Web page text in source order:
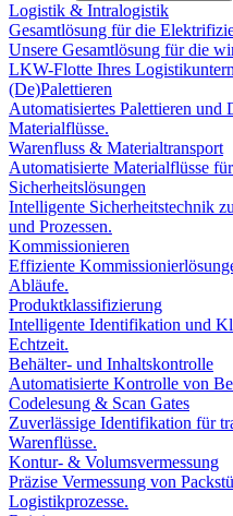
Logistik & Intralogistik
Gesamtlösung für die
Unsere Gesamtlösung für die
LKW-Flotte Ihres
(De)Palettieren
Automatisiertes Palettieren und
Materialflüsse.
Warenfluss & Materialtransport
Automatisierte Materialflüsse
Sicherheitslösungen
Intelligente Sicherheitstechnik
und Prozessen.
Kommissionieren
Effiziente
Abläufe.
Produktklassifizierung
Intelligente Identifikation und
Echtzeit.
Behälter- und Inhaltskontrolle
Automatisierte Kontrolle von
Codelesung & Scan Gates
Zuverlässige Identifikation für
Warenflüsse.
Kontur- & Volumsvermessung
Präzise Vermessung von
Logistikprozesse.